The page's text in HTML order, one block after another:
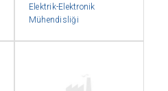
Elektrik-Elektronik
Mühendisliği